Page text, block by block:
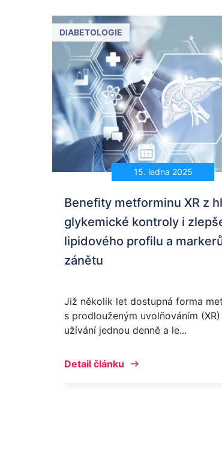
15. ledna 2025
DIABETOLOGIE
Benefity metforminu XR z
glykemické kontroly i
lipidového profilu a
zánětu
Již několik let dostupná forma
s prodlouženým uvolňováním
užívání jednou denně a le...
Detail článku